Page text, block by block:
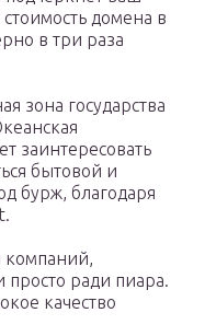
домена в
в три раза
зона государства
заинтересовать
бытовой и
бурж, благодаря
компаний,
просто ради пиара.
качество